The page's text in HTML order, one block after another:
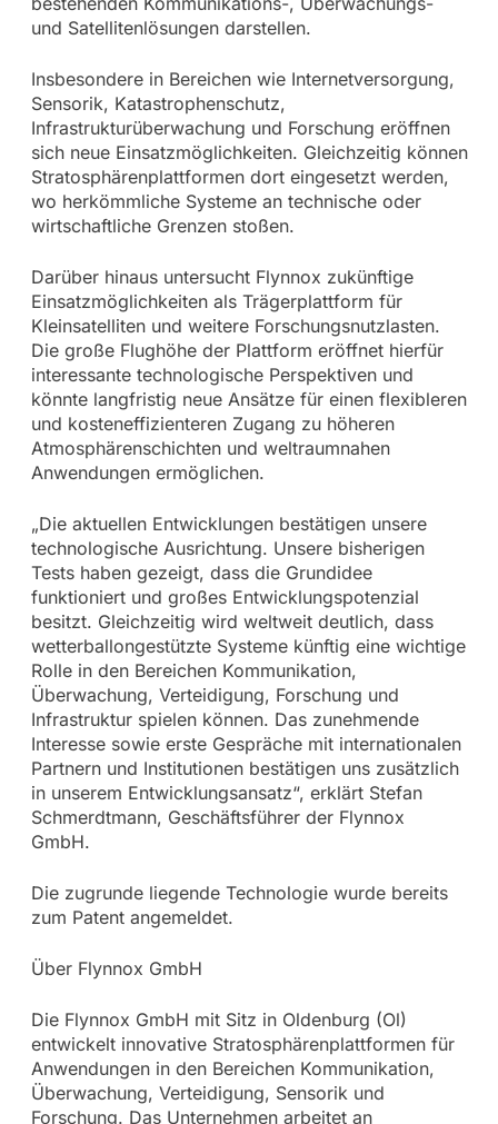
und Satellitenlösungen darstellen.
Insbesondere in Bereichen wie Internetversorgung,
Sensorik, Katastrophenschutz,
Infrastrukturüberwachung und Forschung eröffnen
sich neue Einsatzmöglichkeiten. Gleichzeitig können
Stratosphärenplattformen dort eingesetzt werden,
wo herkömmliche Systeme an technische oder
wirtschaftliche Grenzen stoßen.
Darüber hinaus untersucht Flynnox zukünftige
Einsatzmöglichkeiten als Trägerplattform für
Kleinsatelliten und weitere Forschungsnutzlasten.
Die große Flughöhe der Plattform eröffnet hierfür
interessante technologische Perspektiven und
könnte langfristig neue Ansätze für einen flexibleren
und kosteneffizienteren Zugang zu höheren
Atmosphärenschichten und weltraumnahen
Anwendungen ermöglichen.
„Die aktuellen Entwicklungen bestätigen unsere
technologische Ausrichtung. Unsere bisherigen
Tests haben gezeigt, dass die Grundidee
funktioniert und großes Entwicklungspotenzial
besitzt. Gleichzeitig wird weltweit deutlich, dass
wetterballongestützte Systeme künftig eine wichtige
Rolle in den Bereichen Kommunikation,
Überwachung, Verteidigung, Forschung und
Infrastruktur spielen können. Das zunehmende
Interesse sowie erste Gespräche mit internationalen
Partnern und Institutionen bestätigen uns zusätzlich
in unserem Entwicklungsansatz“, erklärt Stefan
Schmerdtmann, Geschäftsführer der Flynnox
GmbH.
Die zugrunde liegende Technologie wurde bereits
zum Patent angemeldet.
Über Flynnox GmbH
Die Flynnox GmbH mit Sitz in Oldenburg (Ol)
entwickelt innovative Stratosphärenplattformen für
Anwendungen in den Bereichen Kommunikation,
Überwachung, Verteidigung, Sensorik und
Forschung. Das Unternehmen arbeitet an